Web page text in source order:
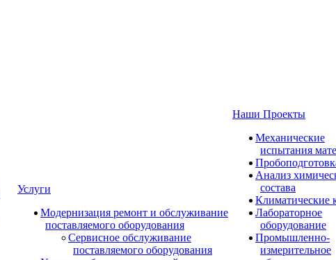
Услуги
Модернизация ремонт и обслуживание
поставляемого оборудования
Сервисное обслуживание
поставляемого оборудования
Наши Проекты
Механические
испытания
Анализ
состава
Климатические
Лабораторное
оборудование
Промышленно-
измерительное